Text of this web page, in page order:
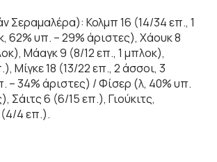
Σεραμαλέρα): Κολμπ 16 (14/34 επ., 1
62% υπ. – 29% άριστες), Χάουκ 8
Μάαγκ 9 (8/12 επ., 1 μπλοκ),
Μίγκε 18 (13/22 επ., 2 άσσοι, 3
– 34% άριστες) / Φίσερ (λ, 40% υπ.
Σάιτς 6 (6/15 επ.), Γιούκιτς,
(4/4 επ.).